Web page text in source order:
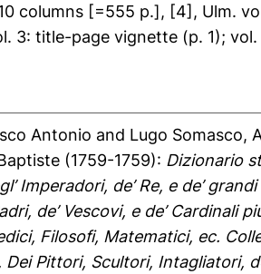
columns [=555 p.], [4], Ulm.
3: title-page vignette (p. 1);
Antonio and Lugo Somasco,
(1759-1759): Dizionario
Imperadori, de’ Re, e de’
de’ Vescovi, e de’
Filosofi, Matematici, ec.
Dei Pittori, Scultori, Intagliatori,